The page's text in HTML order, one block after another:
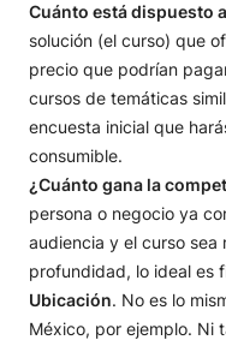
Cuánto está dispuesto
solución (el curso) que
precio que podrían
cursos de temáticas
encuesta inicial que
consumible.
¿Cuánto gana la
persona o negocio ya
audiencia y el curso
profundidad, lo ideal es
Ubicación. No es lo
México, por ejemplo. Ni